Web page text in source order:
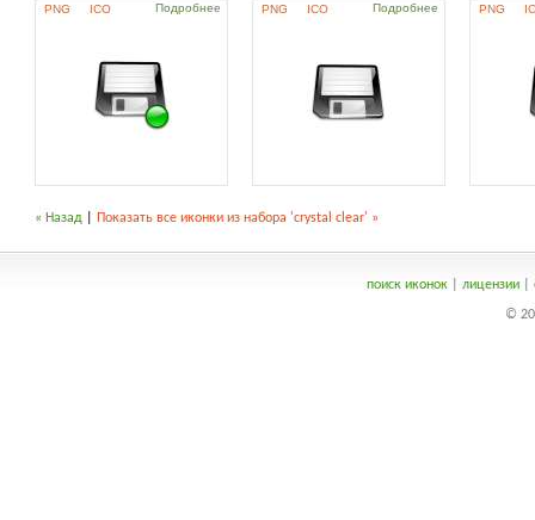
PNG ICO Подробнее PNG ICO Подробнее PNG
« Назад Показать все иконки из набора 'crystal clear' »
поиск иконок| лицензии|
©